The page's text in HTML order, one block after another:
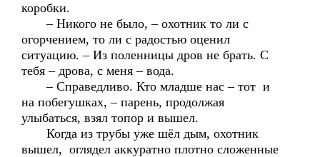
коробки.
– Никого не было, – охотник то ли с
огорчением, то ли с радостью оценил
ситуацию. – Из поленницы дров не брать. С
тебя – дрова, с меня – вода.
– Справедливо. Кто младше нас – тот и
на побегушках, – парень, продолжая
улыбаться, взял топор и вышел.
Когда из трубы уже шёл дым, охотник
вышел, оглядел аккуратно плотно сложенные